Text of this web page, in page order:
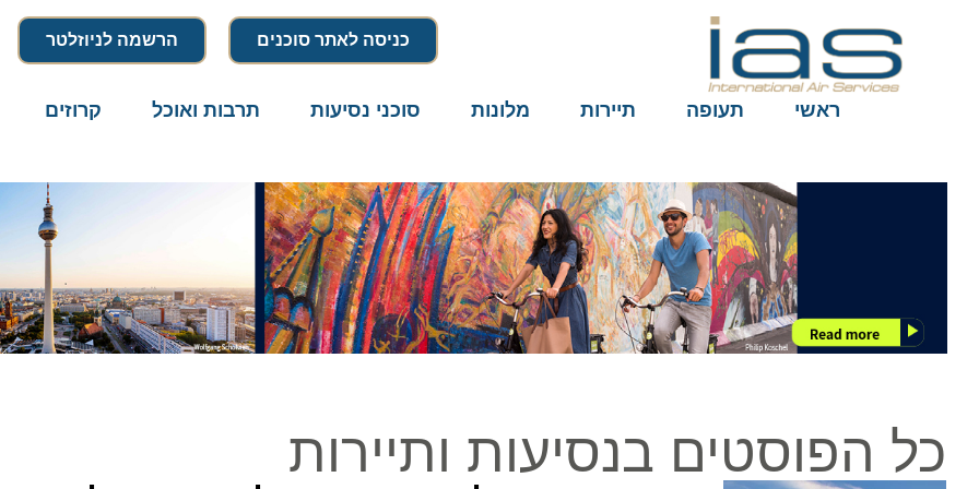
כניסה לאתר סוכנים הרשמה לניוזלטר
ראשי תעופה תיירות מלונות סוכני נסיעות תרבות ואוכל קרוזים
כל הפוסטים בנסיעות ותיירות